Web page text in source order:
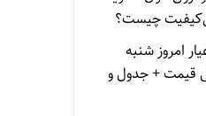
چیست؟
طلای 18عیار امروز شنبه
قیمت + جدول و